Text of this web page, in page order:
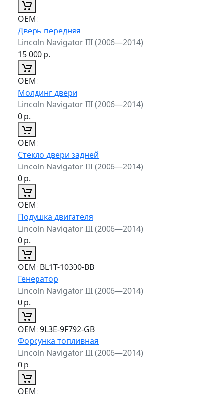
ОЕМ:
Дверь передняя
Lincoln Navigator III (2006—2014)
15 000р.
ОЕМ:
Молдинг двери
Lincoln Navigator III (2006—2014)
0р.
ОЕМ:
Стекло двери задней
Lincoln Navigator III (2006—2014)
0р.
ОЕМ:
Подушка двигателя
Lincoln Navigator III (2006—2014)
0р.
ОЕМ: BL1T-10300-BB
Генератор
Lincoln Navigator III (2006—2014)
0р.
ОЕМ: 9L3E-9F792-GB
Форсунка топливная
Lincoln Navigator III (2006—2014)
0р.
ОЕМ: